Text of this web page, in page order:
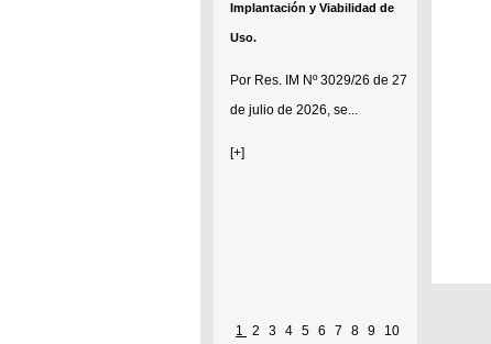
Implantación y Viabilidad de
Uso.
Por Res. IM Nº 3029/26 de 27
de julio de 2026, se...
[+]
1 2 3 4 5 6 7 8 9 10